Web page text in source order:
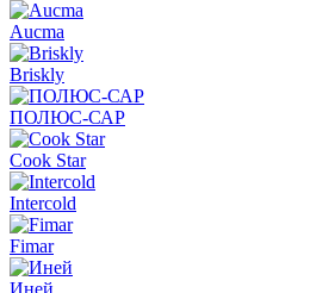
Aucma
Briskly
ПОЛЮС-САР
Cook Star
Intercold
Fimar
Иней